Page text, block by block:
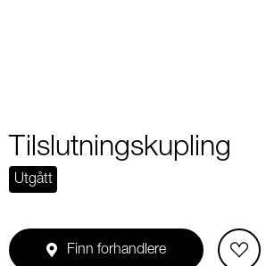
Tilslutningskupling
Utgått
Finn forhandlere